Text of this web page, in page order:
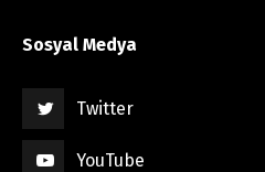
Sosyal Medya
Twitter
YouTube